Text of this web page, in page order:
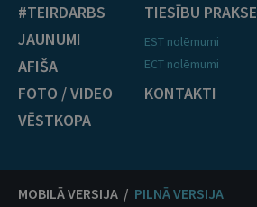
#TEIRDARBS
JAUNUMI
AFIŠA
FOTO / VIDEO
VĒSTKOPA
TIESĪBU PRAKSE
EST nolēmumi
ECT nolēmumi
KONTAKTI
MOBILĀ VERSIJA / PILNĀ VERSIJA